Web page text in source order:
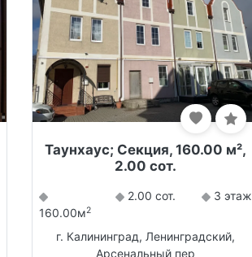
Таунхаус; Секция, 160.00 м²,
2.00 сот.
160.00м2
2.00 сот. 3 этаж
г. Калининград, Ленинградский,
Арсенальный пер